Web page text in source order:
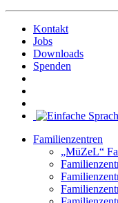
Kontakt
Jobs
Downloads
Spenden
Familienzentren
„MüZeL“